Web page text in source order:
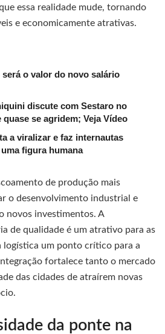
essa realidade mude, tornando
e economicamente atrativas.
o valor do novo salário
discute com Sestaro no
quase se agridem; Veja Vídeo
a viralizar e faz internautas
figura humana
de produção mais
o desenvolvimento industrial e
novos investimentos. A
de qualidade é um atrativo para as
logística um ponto crítico para a
fortalece tanto o mercado
das cidades de atraírem novas
da ponte na